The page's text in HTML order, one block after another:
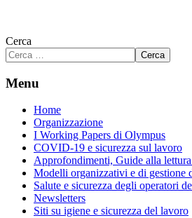
Cerca
Cerca
Menu
Home
Organizzazione
I Working Papers di Olympus
COVID-19 e sicurezza sul lavoro
Approfondimenti, Guide alla lettura
Modelli organizzativi e di gestione
Salute e sicurezza degli operatori
Newsletters
Siti su igiene e sicurezza del lavoro